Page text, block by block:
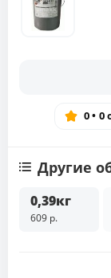
0 • 0
Другие
0,39кг
609 р.